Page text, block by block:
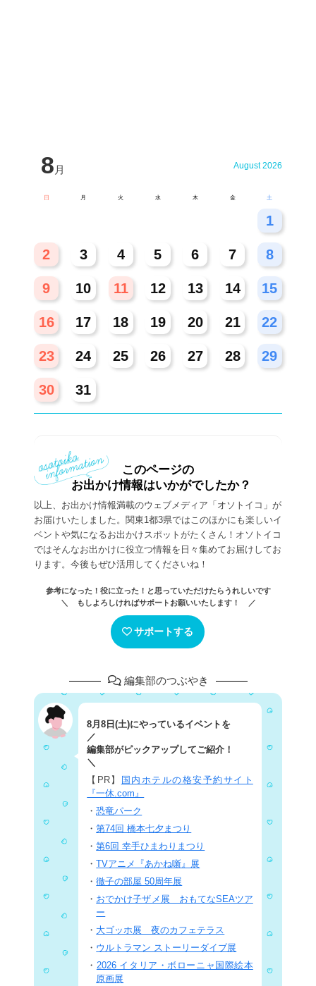
8 月 August 2026
日 月 火 水 木 金 土
1
2 3 4 5 6 7 8
9 10 11 12 13 14 15
16 17 18 19 20 21 22
23 24 25 26 27 28 29
30 31
このページの
お出かけ情報はいかがでしたか？
以上、お出かけ情報満載のウェブメディア「オソトイコ」が
お届けいたしました。関東1都3県ではこのほかにも楽しいイ
ベントや気になるお出かけスポットがたくさん！オソトイコ
ではそんなお出かけに役立つ情報を日々集めてお届けしてお
ります。今後もぜひ活用してくださいね！
参考になった！役に立った！と思っていただけたらうれしいです
＼ もしよろしければサポートお願いいたします！ ／
サポートする
編集部のつぶやき
8月8日(土)にやっているイベントを
／
編集部がピックアップしてご紹介！
＼
【PR】
国内ホテルの格安予約サイト
『一休.com』
・恐竜パーク
・第74回 橋本七夕まつり
・第6回 幸手ひまわりまつり
・TVアニメ『あかね噺』展
・徹子の部屋 50周年展
・ おでかけ子ザメ展 おもてなSEAツア
ー
・ 大ゴッホ展 夜のカフェテラス
・ ウルトラマン ストーリーダイブ展
・ 2026 イタリア・ボローニャ国際絵本
原画展